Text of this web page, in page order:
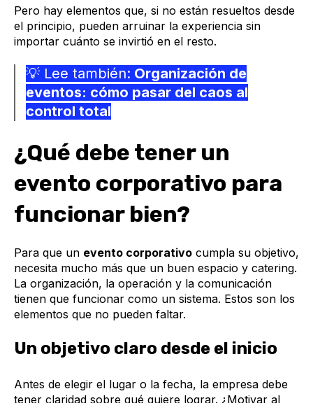
Pero hay elementos que, si no están resueltos desde
el principio, pueden arruinar la experiencia sin
importar cuánto se invirtió en el resto.
💡 Lee también: Organización de
eventos: cómo pasar del caos al
control total
¿Qué debe tener un
evento corporativo para
funcionar bien?
Para que un evento corporativo cumpla su objetivo,
necesita mucho más que un buen espacio y catering.
La organización, la operación y la comunicación
tienen que funcionar como un sistema. Estos son los
elementos que no pueden faltar.
Un objetivo claro desde el inicio
Antes de elegir el lugar o la fecha, la empresa debe
tener claridad sobre qué quiere lograr. ¿Motivar al